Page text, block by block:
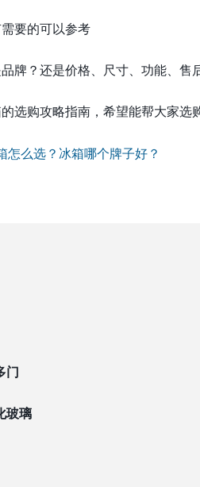
要的可以参考
牌？还是价格、尺寸、功能、售
选购攻略指南，希望能帮大家选
门
玻璃